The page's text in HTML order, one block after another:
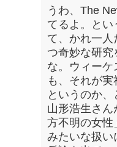
うわ、The
てるよ。と
て、かれ一
つ奇妙な研究
な。ウィー
も、それが
というのか
山形浩生さ
方不明の女性
みたいな扱い